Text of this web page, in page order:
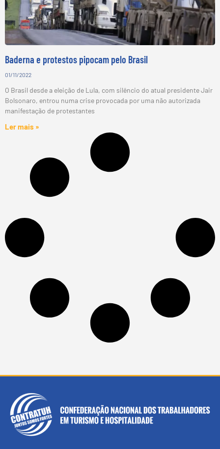
Baderna e protestos pipocam pelo Brasil
01/11/2022
O Brasil desde a eleição de Lula, com silêncio do atual presidente Jair
Bolsonaro, entrou numa crise provocada por uma não autorizada
manifestação de protestantes
Ler mais »